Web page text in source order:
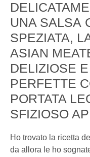
UNA SALSA
SPEZIATA,
ASIAN
DELIZIOSE
PERFETTE
PORTATA
SFIZIOSO
Ho trovato la ricetta
da allora le ho